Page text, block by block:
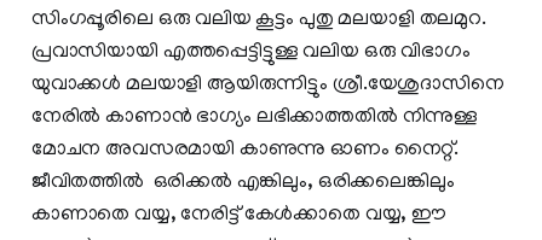
സിംഗപ്പൂരിലെ ഒരു വലിയ കൂട്ടം പുതു മലയാളി തലമുറ.
പ്രവാസിയായി എത്തപ്പെട്ടിട്ടുള്ള വലിയ ഒരു വിഭാഗം
യുവാക്കള്‍ മലയാളി ആയിരുന്നിട്ടും ശ്രീ.യേശുദാസിനെ
നേരില്‍ കാണാന്‍ ഭാഗ്യം ലഭിക്കാത്തതില്‍ നിന്നുള്ള
മോചന അവസരമായി കാണുന്നു ഓണം നൈറ്റ്.
ജീവിതത്തില്‍ ഒരിക്കല്‍ എങ്കിലും, ഒരിക്കലെങ്കിലും
കാണാതെ വയ്യ, നേരിട്ട് കേള്‍ക്കാതെ വയ്യ, ഈ